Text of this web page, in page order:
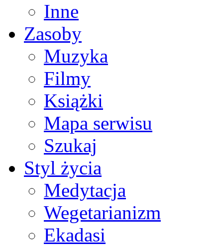
Inne
Zasoby
Muzyka
Filmy
Książki
Mapa serwisu
Szukaj
Styl życia
Medytacja
Wegetarianizm
Ekadasi